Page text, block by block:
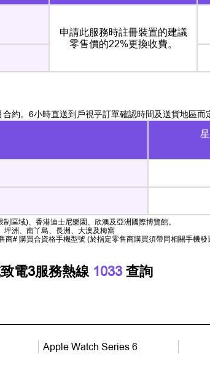
申請此服務時註冊裝置的建議
零售價的22%更換收費。
約。6小時直送到戶視乎訂單確認時間及送貨地區而
區域)、香港迪士尼樂園、欣澳及亞洲國際博覽館。
坪洲、南丫島、長洲、大澳及梅窩
商# 購買合資格手機型號 (於指定零售商購買須帶同相關手機發
電3服務熱線 1033查詢
Apple Watch Series 6